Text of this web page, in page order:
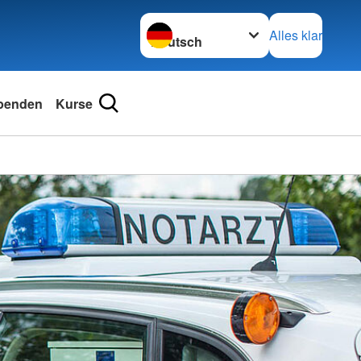
Sprache wechseln zu
Alles klar
Kurse